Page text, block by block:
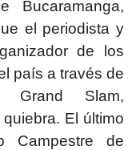
Bucaramanga,
el periodista y
de los
país a través de
Grand Slam,
El último
Campestre de